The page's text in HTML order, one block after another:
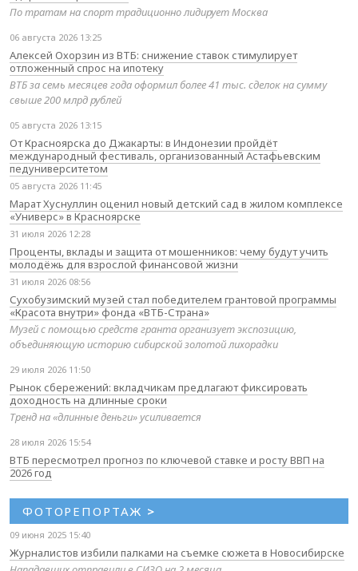
По тратам на спорт традиционно лидирует Москва
06 августа 2026 13:25
Алексей Охорзин из ВТБ: снижение ставок стимулирует
отложенный спрос на ипотеку
ВТБ за семь месяцев года оформил более 41 тыс. сделок на сумму
свыше 200 млрд рублей
05 августа 2026 13:15
От Красноярска до Джакарты: в Индонезии пройдёт
международный фестиваль, организованный Астафьевским
педуниверситетом
05 августа 2026 11:45
Марат Хуснуллин оценил новый детский сад в жилом комплексе
«Универс» в Красноярске
31 июля 2026 12:28
Проценты, вклады и защита от мошенников: чему будут учить
молодёжь для взрослой финансовой жизни
31 июля 2026 08:56
Сухобузимский музей стал победителем грантовой программы
«Красота внутри» фонда «ВТБ-Страна»
Музей с помощью средств гранта организует экспозицию,
объединяющую историю сибирской золотой лихорадки
29 июля 2026 11:50
Рынок сбережений: вкладчикам предлагают фиксировать
доходность на длинные сроки
Тренд на «длинные деньги» усиливается
28 июля 2026 15:54
ВТБ пересмотрел прогноз по ключевой ставке и росту ВВП на
2026 год
ФОТОРЕПОРТАЖ >
09 июня 2025 15:40
Журналистов избили палками на съемке сюжета в Новосибирске